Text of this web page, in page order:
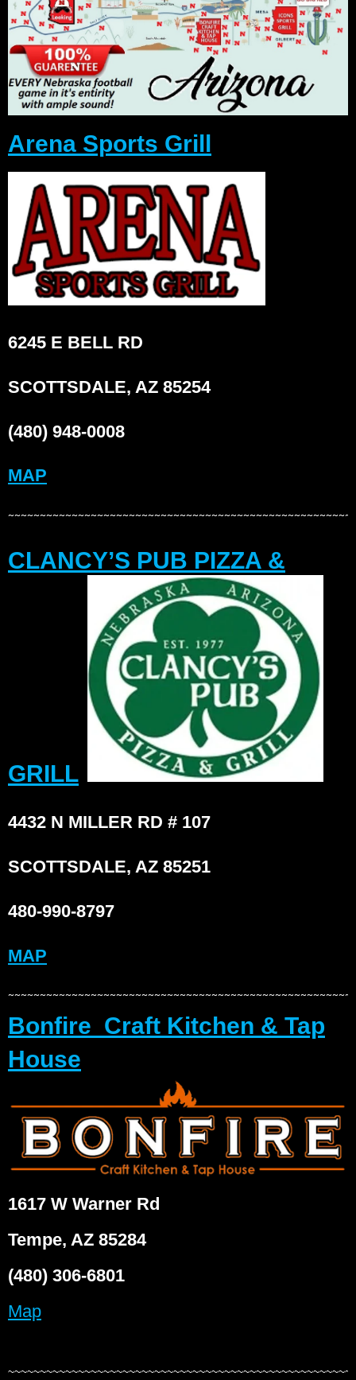
Arena Sports Grill
6245 E BELL RD
SCOTTSDALE, AZ 85254
(480) 948-0008
MAP
CLANCY’S PUB PIZZA &
GRILL
4432 N MILLER RD # 107
SCOTTSDALE, AZ 85251
480-990-8797
MAP
Bonfire Craft Kitchen & Tap
House
1617 W Warner Rd
Tempe, AZ 85284
(480) 306-6801
Map